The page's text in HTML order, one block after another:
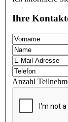
Ihre
Anzahl